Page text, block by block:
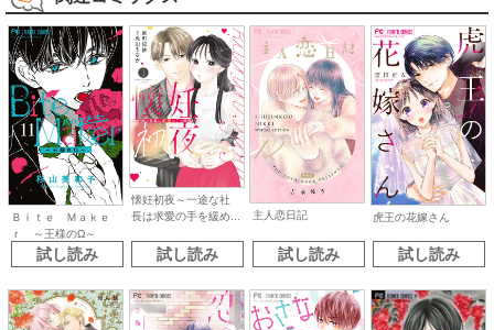
Ｂｉｔｅ Ｍａｋｅ
ｒ ～王様のΩ～
試し読み
懐妊初夜～一途な社
長は求愛の手を緩め...
試し読み
主人恋日記
試し読み
虎王の花嫁さん
試し読み